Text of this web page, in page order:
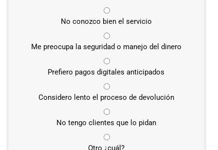
No conozco bien el servicio
Me preocupa la seguridad o manejo del dinero
Prefiero pagos digitales anticipados
Considero lento el proceso de devolución
No tengo clientes que lo pidan
Otro ¿cuál?